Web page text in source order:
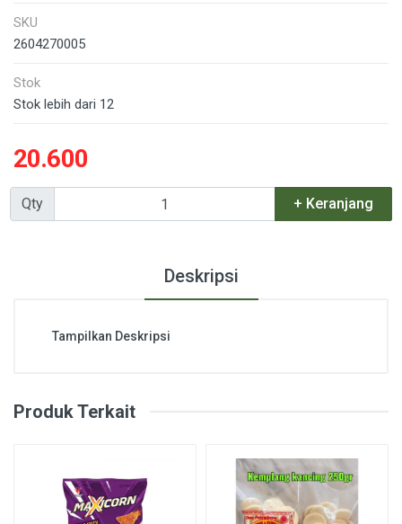
SKU
2604270005
Stok
Stok lebih dari 12
20.600
Qty + Keranjang
Deskripsi
Tampilkan Deskripsi
Produk Terkait